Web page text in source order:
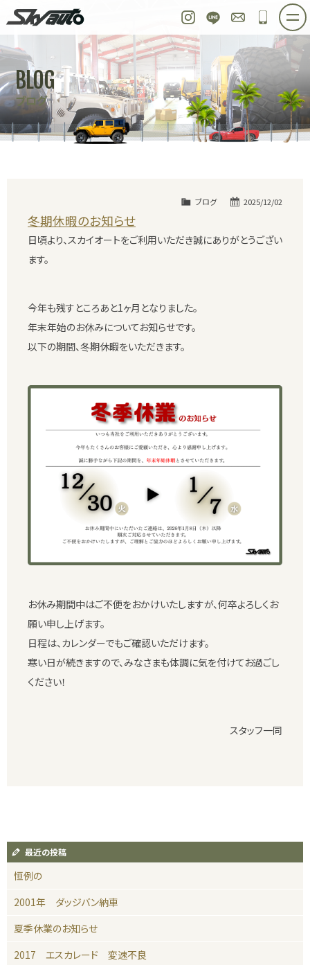
Instagram
LINE お問い合わせ
048-
ホーム 在庫車情報 ご購入プラン
整備作業実例 パーツ販売 買取＆オーダー
店舗紹介 工場紹介 会社概要
スタッフ紹介 求人情報 公式ブログ
BLOG
ブログ
2025/12/02
ブログ
冬期休暇のお知らせ
日頃より、スカイオートをご利用いただき誠にありがとうござい
ます。
今年も残すところあと1ヶ月となりました。
年末年始のお休みについてお知らせです。
以下の期間、冬期休暇をいただきます。
お休み期間中はご不便をおかけいたしますが、何卒よろしくお
願い申し上げます。
日程は、カレンダーでもご確認いただけます。
寒い日が続きますので、みなさまも体調に気を付けてお過ごし
ください！
スタッフ一同
最近の投稿
恒例の
2001年 ダッジバン納車
夏季休業のお知らせ
2017 エスカレード 変速不良